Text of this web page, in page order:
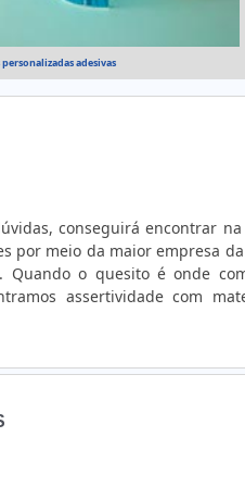
adesivas
conseguirá encontrar
por meio da maior empresa
Quando o quesito é onde
assertividade com
RIBBONHá muitas
sua área de atuação. A Tag
de alta qualidade
onde comprar ribbon
onde comprar ribbon, é
de empresas que visam